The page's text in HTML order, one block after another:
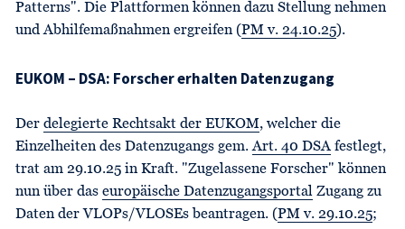
Patterns". Die Plattformen können dazu Stellung nehmen
und Abhilfemaßnahmen ergreifen (PM v. 24.10.25).
EUKOM – DSA: Forscher erhalten Datenzugang
Der delegierte Rechtsakt der EUKOM, welcher die
Einzelheiten des Datenzugangs gem.Art. 40 DSAfestlegt,
trat am 29.10.25 in Kraft. "Zugelassene Forscher" können
nun über das europäische Datenzugangsportal Zugang zu
Daten der VLOPs/VLOSEs beantragen. (PM v. 29.10.25;